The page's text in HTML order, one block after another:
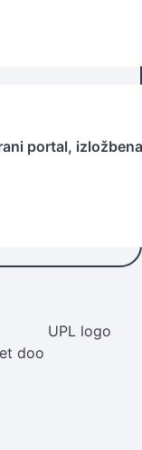
portal,
doo